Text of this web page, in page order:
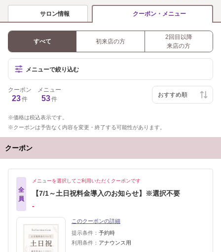
サロン情報 クーポン・メニュー
すべて 初来店の方
2回目以降
来店の方
メニューで絞り込む
クーポン
23件
メニュー
53件
価格は税込表示です。
クーポンは予告なく内容を変更・終了する可能性があります。
クーポン
全
員
メニューを選択してご利用いただくクーポンです
【7/1～土日祝料金導入のお知らせ】※選択不要
‐
このクーポンの詳細
提示条件： 予約時
利用条件： アナウンス用